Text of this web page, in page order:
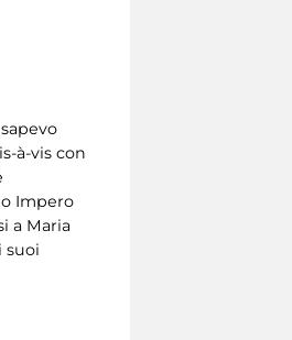
à-vis con
Impero
a Maria
suoi